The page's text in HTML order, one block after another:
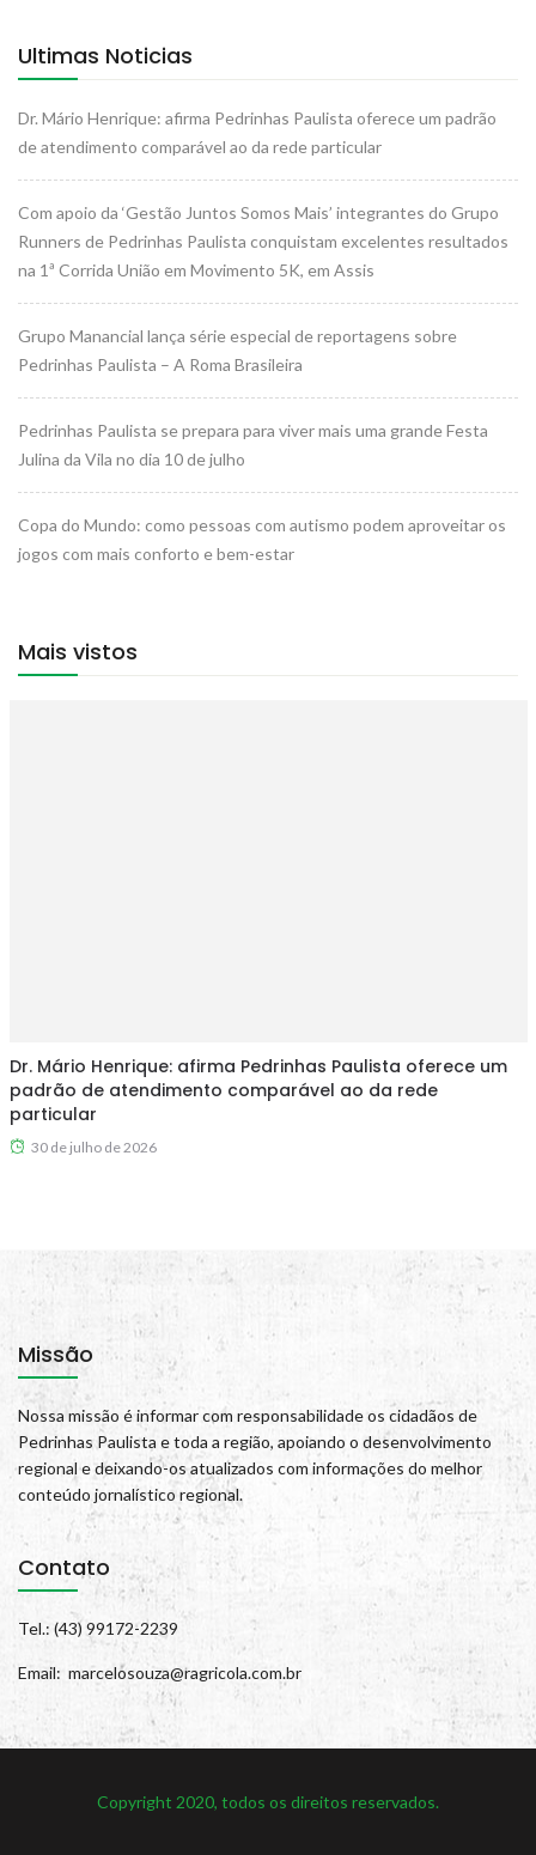
Ultimas Noticias
Dr. Mário Henrique: afirma Pedrinhas Paulista oferece um padrão
de atendimento comparável ao da rede particular
Com apoio da ‘Gestão Juntos Somos Mais’ integrantes do Grupo
Runners de Pedrinhas Paulista conquistam excelentes resultados
na 1ª Corrida União em Movimento 5K, em Assis
Grupo Manancial lança série especial de reportagens sobre
Pedrinhas Paulista – A Roma Brasileira
Pedrinhas Paulista se prepara para viver mais uma grande Festa
Julina da Vila no dia 10 de julho
Copa do Mundo: como pessoas com autismo podem aproveitar os
jogos com mais conforto e bem-estar
Mais vistos
Dr. Mário Henrique: afirma Pedrinhas Paulista oferece um
padrão de atendimento comparável ao da rede
particular
30 de julho de 2026
Missão
Nossa missão é informar com responsabilidade os cidadãos de
Pedrinhas Paulista e toda a região, apoiando o desenvolvimento
regional e deixando-os atualizados com informações do melhor
conteúdo jornalístico regional.
Contato
Tel.: (43) 99172-2239
Email: marcelosouza@ragricola.com.br
Copyright 2020, todos os direitos reservados.